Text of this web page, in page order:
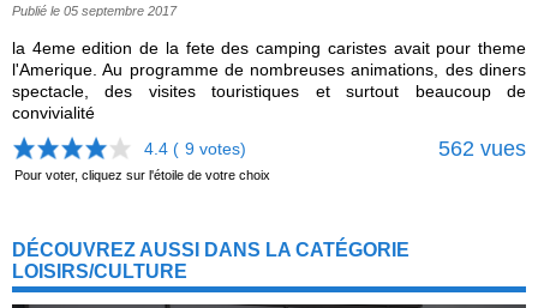
Publié le 05 septembre 2017
la 4eme edition de la fete des camping caristes avait pour theme
l'Amerique. Au programme de nombreuses animations, des diners
spectacle, des visites touristiques et surtout beaucoup de
convivialité
4.4 ( 9 votes) 562 vues
Pour voter, cliquez sur l'étoile de votre choix
DÉCOUVREZ AUSSI DANS LA CATÉGORIE
LOISIRS/CULTURE